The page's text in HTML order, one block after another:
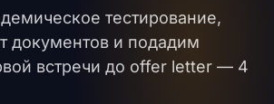
тестирование,
документов и подадим
встречи до offer letter — 4